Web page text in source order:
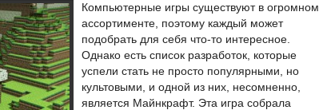
Компьютерные игры существуют в огромном
ассортименте, поэтому каждый может
подобрать для себя что-то интересное.
Однако есть список разработок, которые
успели стать не просто популярными, но
культовыми, и одной из них, несомненно,
является Майнкрафт. Эта игра собрала